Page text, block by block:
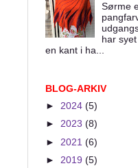
Sørme
har
en kant i ha...
BLOG-ARKIV
► 2024 (5)
► 2023 (8)
► 2021 (6)
► 2019 (5)